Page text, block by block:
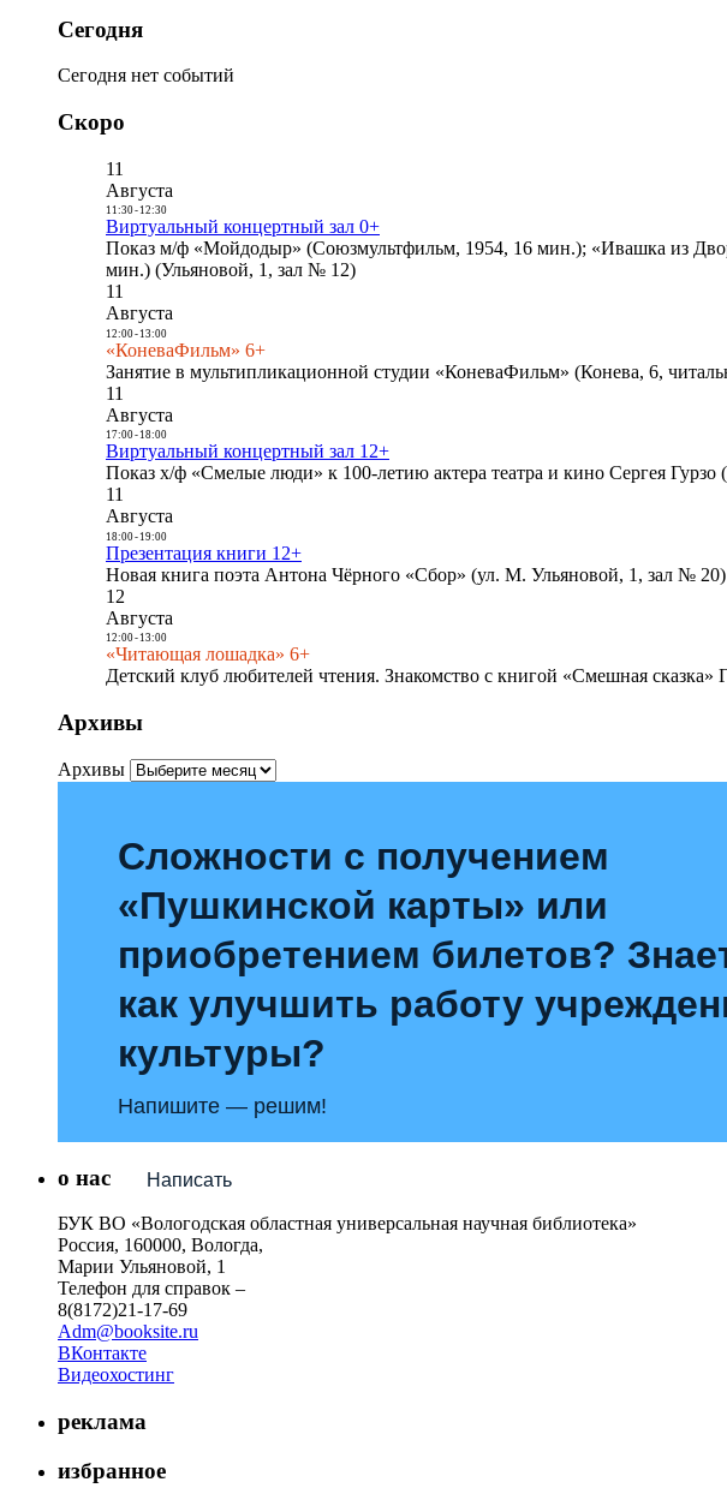
Сегодня
Сегодня нет событий
Скоро
11
Августа
11:30- 12:30
Виртуальный концертный зал 0+
Показ м/ф «Мойдодыр» (Союзмультфильм, 1954, 16 мин.); «Ивашка из
мин.) (Ульяновой, 1, зал № 12)
11
Августа
12:00- 13:00
«КоневаФильм» 6+
Занятие в мультипликационной студии «КоневаФильм» (Конева, 6,
11
Августа
17:00- 18:00
Виртуальный концертный зал 12+
Показ х/ф «Смелые люди» к 100-летию актера театра и кино Сергея
11
Августа
18:00- 19:00
Презентация книги 12+
Новая книга поэта Антона Чёрного «Сбор» (ул. М. Ульяновой, 1, зал № 20)
12
Августа
12:00- 13:00
«Читающая лошадка» 6+
Детский клуб любителей чтения. Знакомство с книгой «Смешная
Архивы
Архивы
Сложности с получением
«Пушкинской карты» или
приобретением билетов?
как улучшить работу
культуры?
Напишите — решим!
Написать
о нас
БУК ВО «Вологодская областная универсальная научная библиотека»
Россия, 160000, Вологда,
Марии Ульяновой, 1
Телефон для справок –
8(8172)21-17-69
Adm@booksite.ru
ВКонтакте
Видеохостинг
реклама
избранное